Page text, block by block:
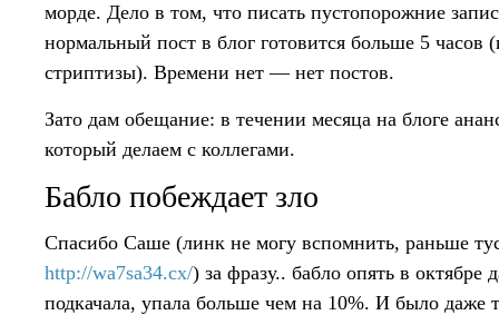
морде. Дело в том, что писать пустопорожние
нормальный пост в блог готовится больше 5 часов
стриптизы). Времени нет — нет постов.
Зато дам обещание: в течении месяца на блоге
который делаем с коллегами.
Бабло побеждает зло
Спасибо Саше (линк не могу вспомнить, раньше
http://wa7sa34.cx/) за фразу.. бабло опять в октябре
подкачала, упала больше чем на 10%. И было даже